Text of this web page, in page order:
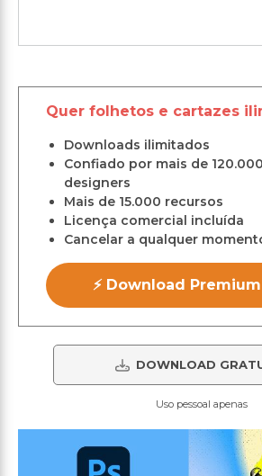
Quer folhetos e cartazes
Downloads ilimitados
Confiado por mais de
designers
Mais de 15.000 recursos
Licença comercial incluída
Cancelar a qualquer
⚡ Download Premium
DOWNLOAD
Uso pessoal apenas